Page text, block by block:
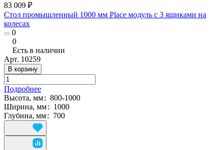
83 009 ₽
Стол промышленный 1000 мм Place модуль с 3 ящиками на
колесах
0
0
Есть в наличии
Арт. 10259
В корзину
Подробнее
Высота, мм: 800-1000
Ширина, мм: 1000
Глубина, мм: 700